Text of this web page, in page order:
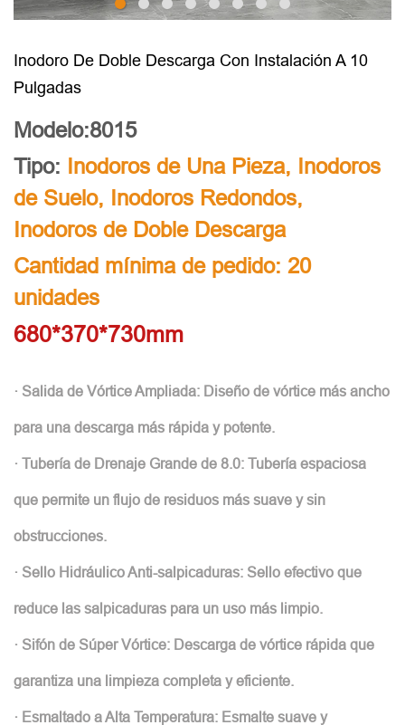
Inodoro De Doble Descarga Con Instalación A 10
Pulgadas
Modelo:8015
Tipo: Inodoros de Una Pieza, Inodoros
de Suelo, Inodoros Redondos,
Inodoros de Doble Descarga
Cantidad mínima de pedido: 20
unidades
680*370*730mm
· Salida de Vórtice Ampliada: Diseño de vórtice más ancho
para una descarga más rápida y potente.
· Tubería de Drenaje Grande de 8.0: Tubería espaciosa
que permite un flujo de residuos más suave y sin
obstrucciones.
· Sello Hidráulico Anti-salpicaduras: Sello efectivo que
reduce las salpicaduras para un uso más limpio.
· Sifón de Súper Vórtice: Descarga de vórtice rápida que
garantiza una limpieza completa y eficiente.
· Esmaltado a Alta Temperatura: Esmalte suave y